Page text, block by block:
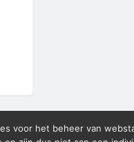
voor het beheer van